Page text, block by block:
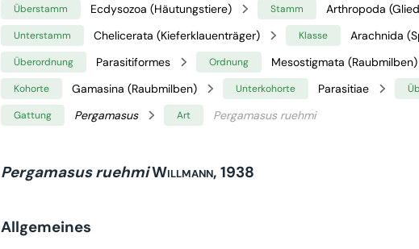
Überstamm Ecdysozoa (Häutungstiere) Stamm Arthropoda
Unterstamm Chelicerata (Kieferklauenträger) Klasse Arachnida
Überordnung Parasitiformes Ordnung Mesostigmata (Raubmilben)
Kohorte Gamasina (Raubmilben) Unterkohorte Parasitiae
Gattung Pergamasus Art Pergamasus ruehmi
Pergamasus ruehmiWillmann, 1938
Allgemeines